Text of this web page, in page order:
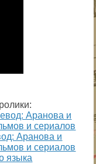
Аранова и
и сериалов
языка